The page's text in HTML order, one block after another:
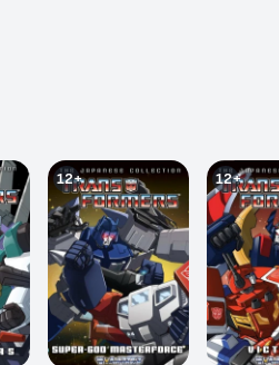
12+ 12+